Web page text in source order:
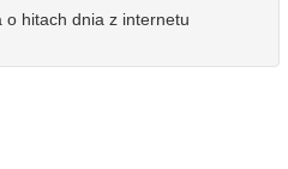
o hitach dnia z internetu